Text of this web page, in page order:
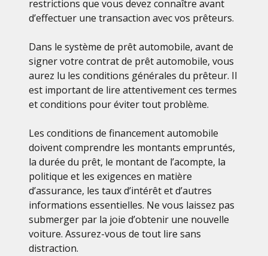
restrictions que vous devez connaître avant
d’effectuer une transaction avec vos prêteurs.
Dans le système de prêt automobile, avant de
signer votre contrat de prêt automobile, vous
aurez lu les conditions générales du prêteur. Il
est important de lire attentivement ces termes
et conditions pour éviter tout problème.
Les conditions de financement automobile
doivent comprendre les montants empruntés,
la durée du prêt, le montant de l’acompte, la
politique et les exigences en matière
d’assurance, les taux d’intérêt et d’autres
informations essentielles. Ne vous laissez pas
submerger par la joie d’obtenir une nouvelle
voiture. Assurez-vous de tout lire sans
distraction.